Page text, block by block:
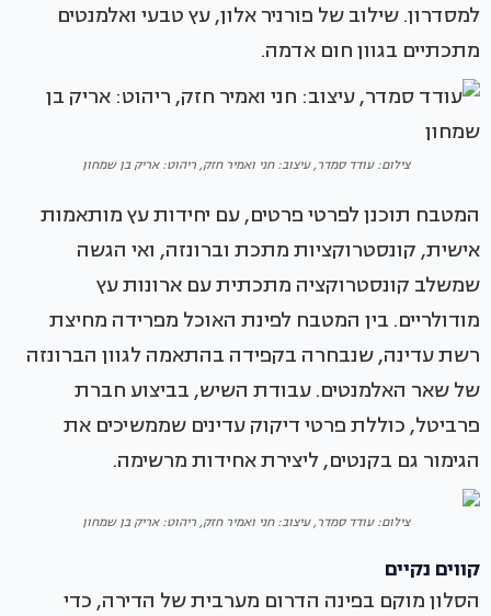
למסדרון. שילוב של פורניר אלון, עץ טבעי ואלמנטים
מתכתיים בגוון חום אדמה.
צילום: עודד סמדר, עיצוב: חני ואמיר חזק, ריהוט: אריק בן שמחון
המטבח תוכנן לפרטי פרטים, עם יחידות עץ מותאמות
אישית, קונסטרוקציות מתכת וברונזה, ואי הגשה
שמשלב קונסטרוקציה מתכתית עם ארונות עץ
מודולריים. בין המטבח לפינת האוכל מפרידה מחיצת
רשת עדינה, שנבחרה בקפידה בהתאמה לגוון הברונזה
של שאר האלמנטים. עבודת השיש, בביצוע חברת
פרביטל, כוללת פרטי דיקוק עדינים שממשיכים את
הגימור גם בקנטים, ליצירת אחידות מרשימה.
צילום: עודד סמדר, עיצוב: חני ואמיר חזק, ריהוט: אריק בן שמחון
קווים נקיים
הסלון מוקם בפינה הדרום מערבית של הדירה, כדי